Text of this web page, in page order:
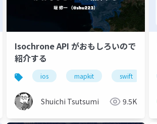
Isochrone API がおもしろいので
紹介する
ios mapkit swift
Shuichi Tsutsumi 9.5K